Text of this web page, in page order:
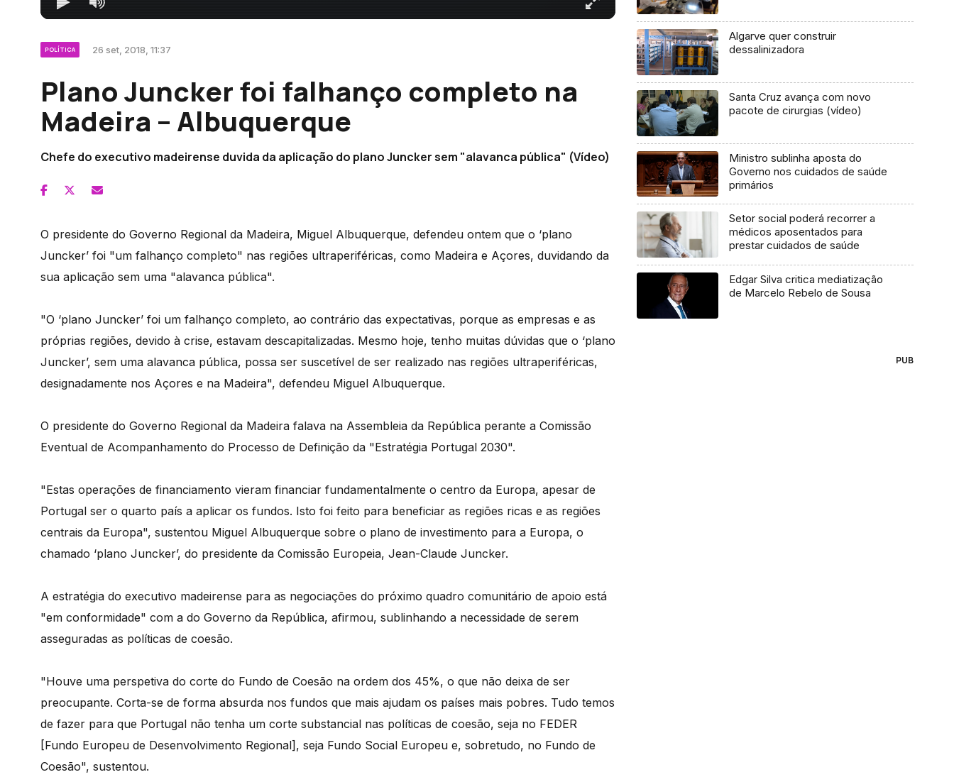
POLÍTICA 26 set, 2018, 11:37
Plano Juncker foi falhanço completo na
Madeira – Albuquerque
Chefe do executivo madeirense duvida da aplicação do plano Juncker sem "alavanca pública" (Vídeo)
O presidente do Governo Regional da Madeira, Miguel Albuquerque, defendeu ontem que o ‘plano
Juncker’ foi "um falhanço completo" nas regiões ultraperiféricas, como Madeira e Açores, duvidando da
sua aplicação sem uma "alavanca pública".
"O ‘plano Juncker’ foi um falhanço completo, ao contrário das expectativas, porque as empresas e as
próprias regiões, devido à crise, estavam descapitalizadas. Mesmo hoje, tenho muitas dúvidas que o ‘plano
Juncker’, sem uma alavanca pública, possa ser suscetível de ser realizado nas regiões ultraperiféricas,
designadamente nos Açores e na Madeira", defendeu Miguel Albuquerque.
O presidente do Governo Regional da Madeira falava na Assembleia da República perante a Comissão
Eventual de Acompanhamento do Processo de Definição da "Estratégia Portugal 2030".
"Estas operações de financiamento vieram financiar fundamentalmente o centro da Europa, apesar de
Portugal ser o quarto país a aplicar os fundos. Isto foi feito para beneficiar as regiões ricas e as regiões
centrais da Europa", sustentou Miguel Albuquerque sobre o plano de investimento para a Europa, o
chamado ‘plano Juncker’, do presidente da Comissão Europeia, Jean-Claude Juncker.
A estratégia do executivo madeirense para as negociações do próximo quadro comunitário de apoio está
"em conformidade" com a do Governo da República, afirmou, sublinhando a necessidade de serem
asseguradas as políticas de coesão.
"Houve uma perspetiva do corte do Fundo de Coesão na ordem dos 45%, o que não deixa de ser
preocupante. Corta-se de forma absurda nos fundos que mais ajudam os países mais pobres. Tudo temos
de fazer para que Portugal não tenha um corte substancial nas políticas de coesão, seja no FEDER
[Fundo Europeu de Desenvolvimento Regional], seja Fundo Social Europeu e, sobretudo, no Fundo de
Coesão", sustentou.
Algarve quer construir
dessalinizadora
Santa Cruz avança com novo
pacote de cirurgias (vídeo)
Ministro sublinha aposta do
Governo nos cuidados de saúde
primários
Setor social poderá recorrer a
médicos aposentados para
prestar cuidados de saúde
Edgar Silva critica mediatização
de Marcelo Rebelo de Sousa
PUB